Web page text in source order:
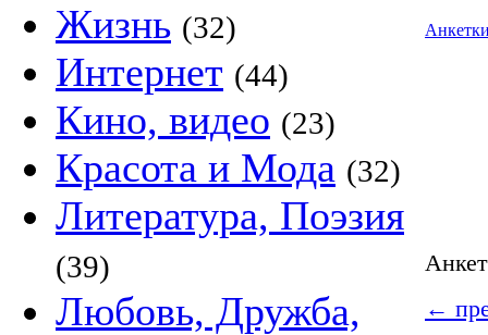
Жизнь (32)
Интернет (44)
Кино, видео (23)
Красота и Мода (32)
Литература, Поэзия
(39)
Любовь, Дружба,
←